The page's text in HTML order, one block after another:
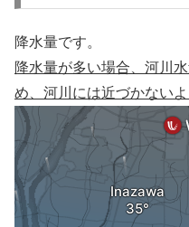
降水量です。
降水量が多い場合、河川
め、河川には近づかない